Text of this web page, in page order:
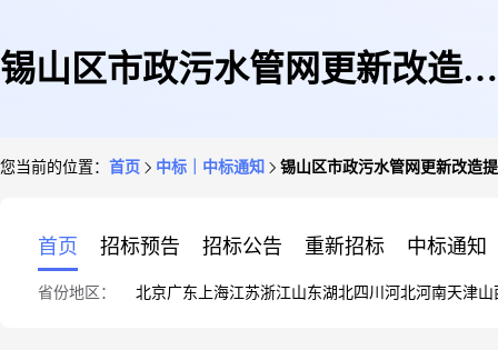
锡山区市政污水管网更新改造提
您当前的位置： 首页 中标｜中标通知 锡山区市政污水管网更新改造
首页 招标预告 招标公告 重新招标 中标通知
省份地区： 北京广东 上海江苏浙江山东湖北四川 河北河南天津山